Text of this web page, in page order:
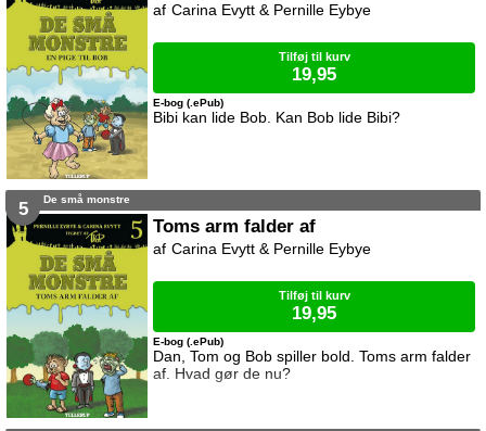
Bibi kan lide Bob. Kan Bob lide Bibi?
E-bog (.ePub)
Carina Evytt & Pernille Eybye
Tilføj til kurv
19,95
5 De små monstre
Toms arm falder af
Dan, Tom og Bob spiller bold. Toms arm falder
af. Hvad gør de nu?
E-bog (.ePub)
Carina Evytt & Pernille Eybye
Tilføj til kurv
19,95